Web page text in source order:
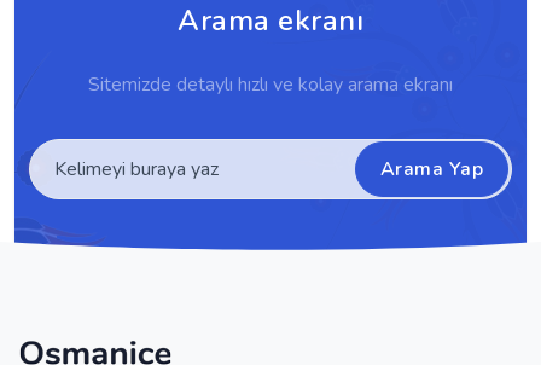
Arama ekranı
Sitemizde detaylı hızlı ve kolay arama ekranı
Arama Yap